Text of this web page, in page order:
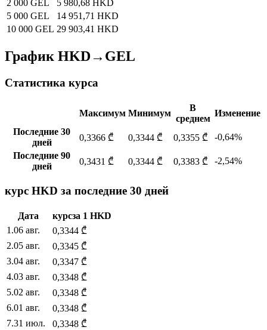
2 000 GEL
5 980,68 HKD
5 000 GEL
14 951,71 HKD
10 000 GEL 29 903,41 HKD
График HKD→GEL
Статистика курса
Максимум Минимум
В
среднем
Изменение
Последние 30
дней
0,3366 ₾ 0,3344 ₾ 0,3355 ₾
-0,64%
Последние 90
дней
0,3431 ₾ 0,3344 ₾ 0,3383 ₾ -2,54%
курс HKD за последние 30 дней
Дата курсза 1 HKD
1 .06 авг. 0,3344 ₾
2.05 авг. 0,3345 ₾
3.04 авг. 0,3347 ₾
4.03 авг. 0,3348 ₾
5.02 авг. 0,3348 ₾
6.01 авг. 0,3348 ₾
7.31 июл. 0,3348 ₾